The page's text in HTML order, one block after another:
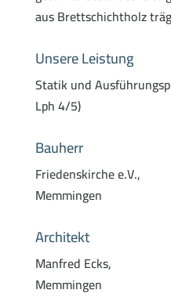
aus Brettschichtholz
Unsere Leistung
Statik und
Lph 4/5)
Bauherr
Friedenskirche e.V.,
Memmingen
Architekt
Manfred Ecks,
Memmingen